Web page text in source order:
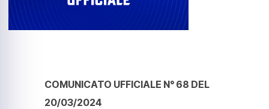
COMUNICATO UFFICIALE N° 68 DEL
20/03/2024